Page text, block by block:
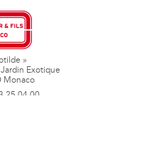
»
Exotique
Monaco
25 04 00